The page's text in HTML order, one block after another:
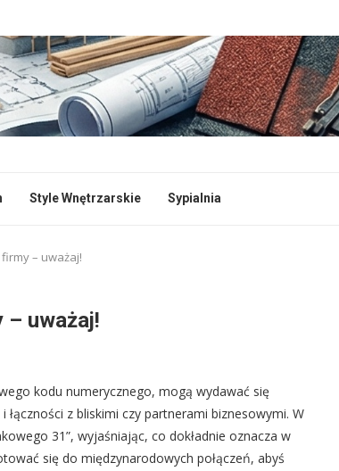
Style Wnętrzarskie Sypialnia
– uważaj!
– uważaj!
kodu numerycznego, mogą wydawać się
z bliskimi czy partnerami biznesowymi. W
31”, wyjaśniając, co dokładnie oznacza w
się do międzynarodowych połączeń, abyś